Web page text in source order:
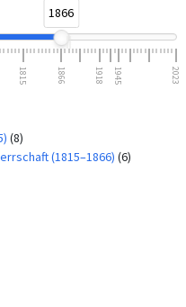
1866
1815 1866 1918 1945 2023
(8)
(1815–1866) (6)